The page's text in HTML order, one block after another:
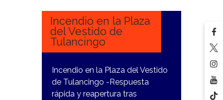
Incendio en la Plaza
del Vestido de
Tulancingo
Incendio en la Plaza del Vestido
de Tulancingo -Respuesta
rápida y reapertura tras